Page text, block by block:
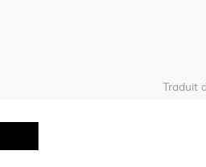
Traduit